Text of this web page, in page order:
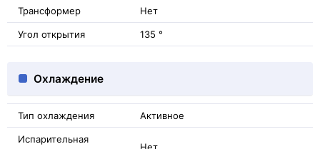
Трансформер Нет
Угол открытия 135 °
Охлаждение
Тип охлаждения Активное
Испарительная